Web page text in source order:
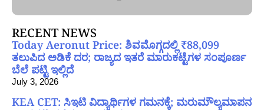
RECENT NEWS
Today Aeronut Price: ಶಿವಮೊಗ್ಗದಲ್ಲಿ ₹88,099
ತಲುಪಿದ ಅಡಿಕೆ ದರ; ರಾಜ್ಯದ ಇತರೆ ಮಾರುಕಟ್ಟೆಗಳ ಸಂಪೂರ್ಣ
ಬೆಲೆ ಪಟ್ಟಿ ಇಲ್ಲಿದೆ
July 3, 2026
KEA CET: ಸಿಇಟಿ ವಿದ್ಯಾರ್ಥಿಗಳ ಗಮನಕ್ಕೆ; ಮರುಮೌಲ್ಯಮಾಪನ